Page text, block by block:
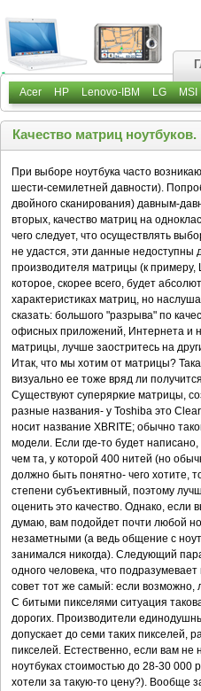
Acer HP Lenovo-IBM LG MSI
Качество матриц ноутбуков.
При выборе ноутбука часто
шести-семилетней давности).
двойного сканирования) давным-
вторых, качество матриц на
чего следует, что осуществлять
не удастся, эти данные недоступны
производителя матрицы (к примеру,
которое, скорее всего, будет
характеристиках матриц, но
сказать: большого "разрыва" по
офисных приложений, Интернета и
матрицы, лучше заостритесь на
Итак, что мы хотим от матрицы?
визуально ее тоже вряд ли
Существуют суперяркие матрицы,
разные названия- у Toshiba это
носит название XBRITE; обычно
модели. Если где-то будет
чем та, у которой 400 нитей (но
должно быть понятно- чего хотите,
степени субъективный, поэтому
оценить это качество. Однако,
думаю, вам подойдет почти любой
незаметными (а ведь общение с
занимался никогда). Следующий
одного человека, что
совет тот же самый: если возможно,
С битыми пикселями ситуация
дорогих. Производители
допускает до семи таких пикселей,
пикселей. Естественно, если вам не
ноутбуках стоимостью до 28-30 000
хотели за такую-то цену?). Вообще